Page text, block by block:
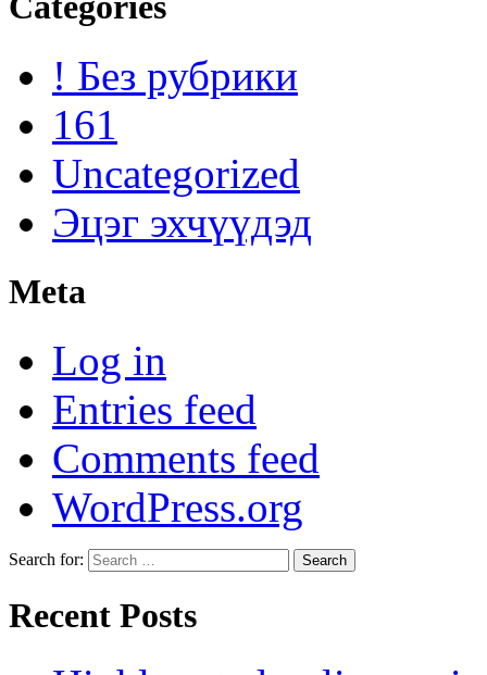
! Без рубрики
161
Uncategorized
Эцэг эхчүүдэд
Meta
Log in
Entries feed
Comments feed
WordPress.org
Search for:
Recent Posts